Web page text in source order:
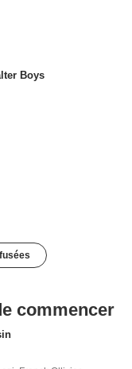
Boys
commencer